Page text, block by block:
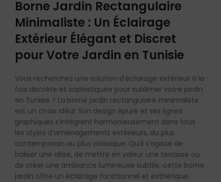
Borne Jardin Rectangulaire
Minimaliste : Un Éclairage
Extérieur Élégant et Discret
pour Votre Jardin en Tunisie
Vous recherchez une solution d’éclairage extérieur à la
fois discrète et sophistiquée pour sublimer votre jardin
en Tunisie ? La borne jardin rectangulaire minimaliste
est un choix idéal. Son design épuré et ses lignes
graphiques s’intègrent harmonieusement dans tous
les styles d’aménagements extérieurs, du plus
contemporain au plus classique. Qu’il s’agisse de
baliser une allée, de mettre en valeur une terrasse ou
de créer une ambiance lumineuse subtile, cette borne
jardin offre un éclairage fonctionnel et esthétique.